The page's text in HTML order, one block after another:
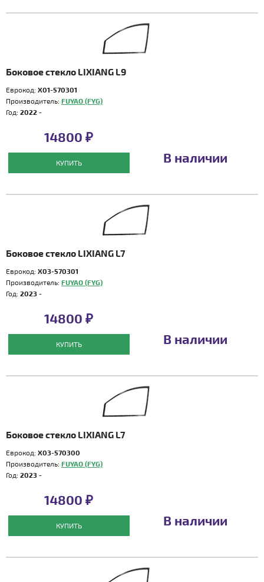
Боковое стекло LIXIANG L9
Еврокод: X01-570301
Производитель: FUYAO (FYG)
Год: 2022 -
14800 ₽
КУПИТЬ В наличии
Боковое стекло LIXIANG L7
Еврокод: X03-570301
Производитель: FUYAO (FYG)
Год: 2023 -
14800 ₽
КУПИТЬ В наличии
Боковое стекло LIXIANG L7
Еврокод: X03-570300
Производитель: FUYAO (FYG)
Год: 2023 -
14800 ₽
КУПИТЬ В наличии